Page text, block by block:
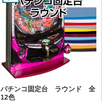
パチンコ固定台 ラウンド 全
12色